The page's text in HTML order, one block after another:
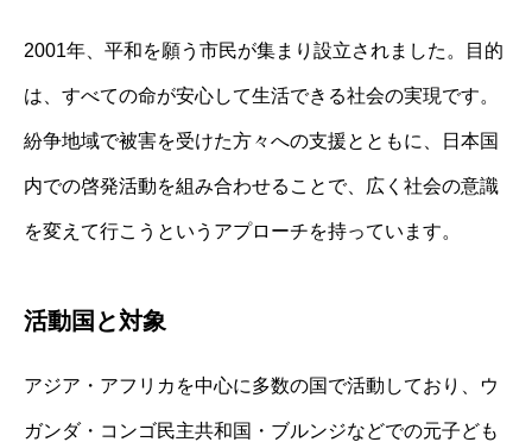
2001年、平和を願う市民が集まり設立されました。目的
は、すべての命が安心して生活できる社会の実現です。
紛争地域で被害を受けた方々への支援とともに、日本国
内での啓発活動を組み合わせることで、広く社会の意識
を変えて行こうというアプローチを持っています。
活動国と対象
アジア・アフリカを中心に多数の国で活動しており、ウ
ガンダ・コンゴ民主共和国・ブルンジなどでの元子ども